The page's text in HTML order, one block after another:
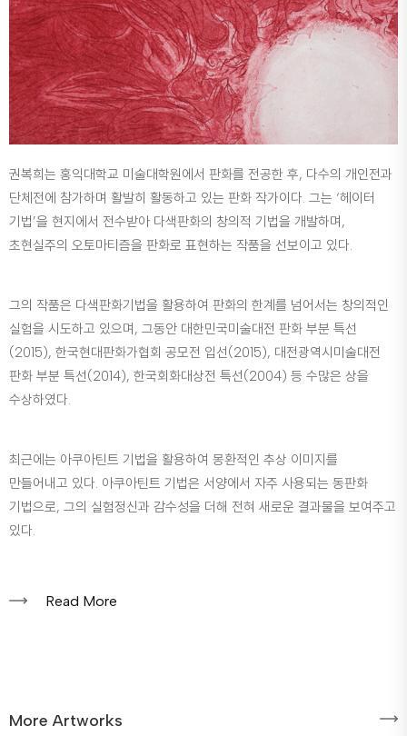
권복희는 홍익대학교 미술대학원에서 판화를 전공한 후, 다수의 개인전과
단체전에 참가하며 활발히 활동하고 있는 판화 작가이다. 그는 ‘헤이터
기법’을 현지에서 전수받아 다색판화의 창의적 기법을 개발하며,
초현실주의 오토마티즘을 판화로 표현하는 작품을 선보이고 있다.
그의 작품은 다색판화기법을 활용하여 판화의 한계를 넘어서는 창의적인
실험을 시도하고 있으며, 그동안 대한민국미술대전 판화 부분 특선
(2015), 한국현대판화가협회 공모전 입선(2015), 대전광역시미술대전
판화 부분 특선(2014), 한국회화대상전 특선(2004) 등 수많은 상을
수상하였다.
최근에는 아쿠아틴트 기법을 활용하여 몽환적인 추상 이미지를
만들어내고 있다. 아쿠아틴트 기법은 서양에서 자주 사용되는 동판화
기법으로, 그의 실험정신과 감수성을 더해 전혀 새로운 결과물을 보여주고
있다.
Read More
More Artworks